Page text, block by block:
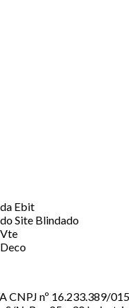
CNPJ nº 16.233.389/